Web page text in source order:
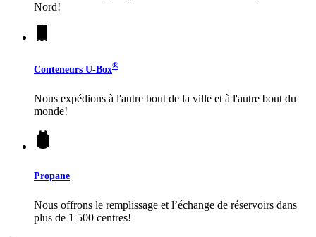
Nord!
Conteneurs U-Box®
Nous expédions à l'autre bout de la ville et à l'autre bout du
monde!
Propane
Nous offrons le remplissage et l’échange de réservoirs dans
plus de 1 500 centres!